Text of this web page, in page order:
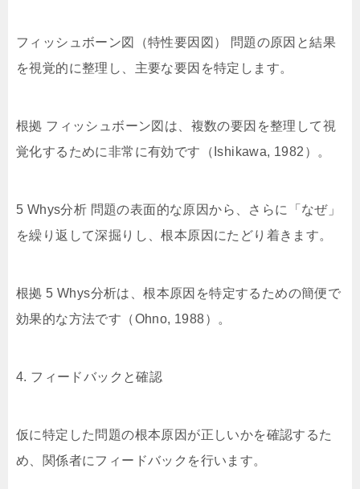
フィッシュボーン図（特性要因図） 問題の原因と結果
を視覚的に整理し、主要な要因を特定します。
根拠 フィッシュボーン図は、複数の要因を整理して視
覚化するために非常に有効です（Ishikawa, 1982）。
5 Whys分析 問題の表面的な原因から、さらに「なぜ」
を繰り返して深掘りし、根本原因にたどり着きます。
根拠 5 Whys分析は、根本原因を特定するための簡便で
効果的な方法です（Ohno, 1988）。
4. フィードバックと確認
仮に特定した問題の根本原因が正しいかを確認するた
め、関係者にフィードバックを行います。